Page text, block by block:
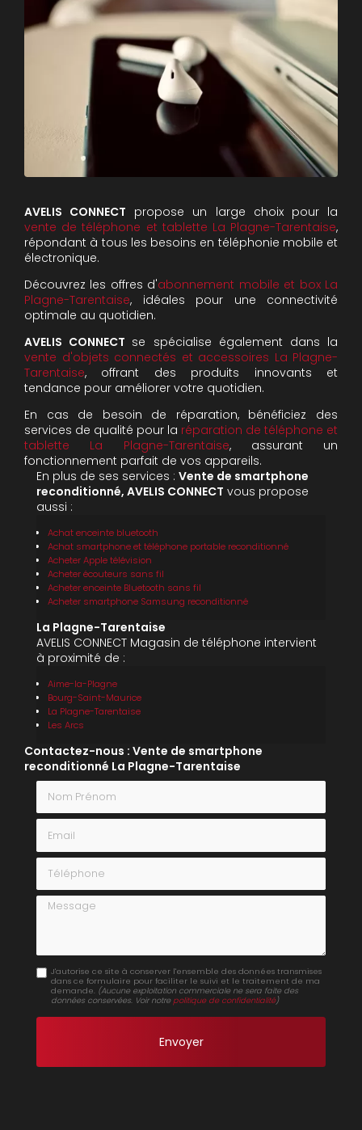
AVELIS CONNECT propose un large choix pour la
vente de téléphone et tablette La Plagne-Tarentaise,
répondant à tous les besoins en téléphonie mobile et
électronique.
Découvrez les offres d'abonnement mobile et box La
Plagne-Tarentaise, idéales pour une connectivité
optimale au quotidien.
AVELIS CONNECT se spécialise également dans la
vente d'objets connectés et accessoires La Plagne-
Tarentaise, offrant des produits innovants et
tendance pour améliorer votre quotidien.
En cas de besoin de réparation, bénéficiez des
services de qualité pour la réparation de téléphone et
tablette La Plagne-Tarentaise, assurant un
fonctionnement parfait de vos appareils.
En plus de ses services : Vente de smartphone
reconditionné, AVELIS CONNECT vous propose
aussi :
Achat enceinte bluetooth
Achat smartphone et téléphone portable reconditionné
Acheter Apple télévision
Acheter écouteurs sans fil
Acheter enceinte Bluetooth sans fil
Acheter smartphone Samsung reconditionné
La Plagne-Tarentaise
AVELIS CONNECT Magasin de téléphone intervient
à proximité de :
Aime-la-Plagne
Bourg-Saint-Maurice
La Plagne-Tarentaise
Les Arcs
Contactez-nous : Vente de smartphone
reconditionné La Plagne-Tarentaise
Nom Prénom
Email
Téléphone
Message
J'autorise ce site à conserver l'ensemble des données transmises
dans ce formulaire pour faciliter le suivi et le traitement de ma
demande. (Aucune exploitation commerciale ne sera faite des
données conservées. Voir notre politique de confidentialité)